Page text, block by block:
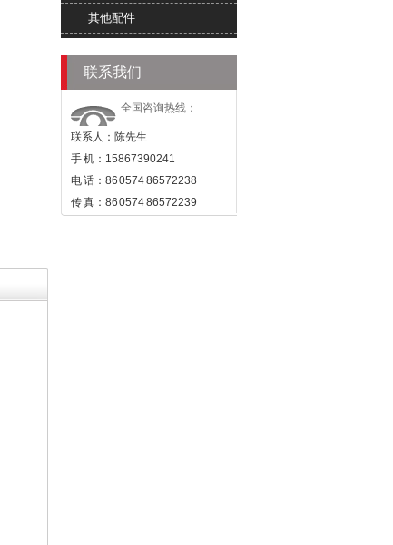
其他配件
联系我们
全国咨询热线：
联系人：陈先生
手 机：15867390241
电 话：86 0574 86572238
传 真：86 0574 86572239